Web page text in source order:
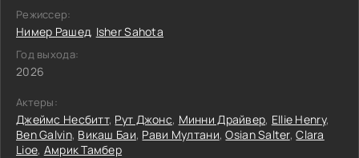
Режиссер:
Нимер Рашед, Isher Sahota
Год выхода:
2026
Актеры:
Джеймс Несбитт, Рут Джонс, Минни Драйвер, Ellie Henry,
Ben Galvin, Викаш Баи, Рави Мултани,Osian Salter,Clara
Lioe, Амрик Тамбер